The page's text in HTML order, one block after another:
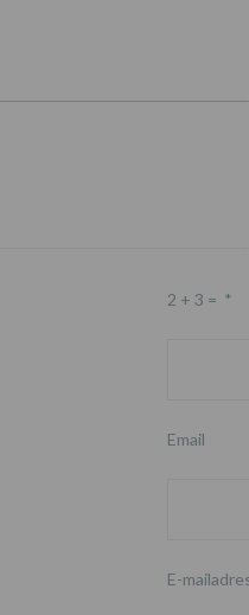
2 + 3 = *
Email
E-